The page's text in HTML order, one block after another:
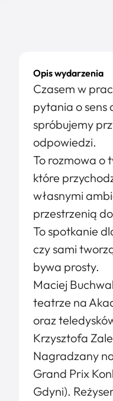
Opis wydarzenia
Czasem w
pytania o sens
spróbujemy
odpowiedzi.
To rozmowa o
które
własnymi
przestrzenią
To spotkanie
czy sami
bywa prosty.
Maciej
teatrze na
oraz
Krzysztofa
Nagradzany
Grand Prix
Gdyni).